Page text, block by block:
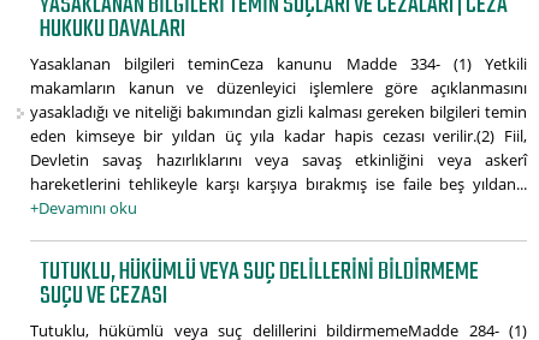
HUKUKU DAVALARI
Yasaklanan bilgileri teminCeza kanunu Madde 334- (1) Yetkili
makamların kanun ve düzenleyici işlemlere göre açıklanmasını
yasakladığı ve niteliği bakımından gizli kalması gereken bilgileri temin
eden kimseye bir yıldan üç yıla kadar hapis cezası verilir.(2) Fiil,
Devletin savaş hazırlıklarını veya savaş etkinliğini veya askerî
hareketlerini tehlikeyle karşı karşıya bırakmış ise faile beş yıldan...
+Devamını oku
TUTUKLU, HÜKÜMLÜ VEYA SUÇ DELILLERINI BILDIRMEME
SUÇU VE CEZASI
Tutuklu, hükümlü veya suç delillerini bildirmemeMadde 284- (1)